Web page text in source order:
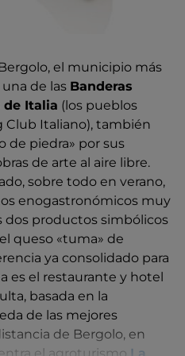
el municipio más
de las Banderas
de Italia (los pueblos
Club Italiano), también
de piedra» por sus
de arte al aire libre.
sobre todo en verano,
enogastronómicos muy
dos productos simbólicos
queso «tuma» de
ya consolidado para
es el restaurante y hotel
basada en la
de las mejores
de Bergolo, en